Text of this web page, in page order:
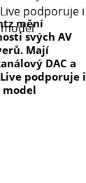
mění
svých AV
Mají
DAC a
podporuje i